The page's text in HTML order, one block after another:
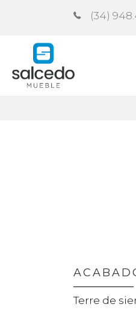
(34)
Terre de